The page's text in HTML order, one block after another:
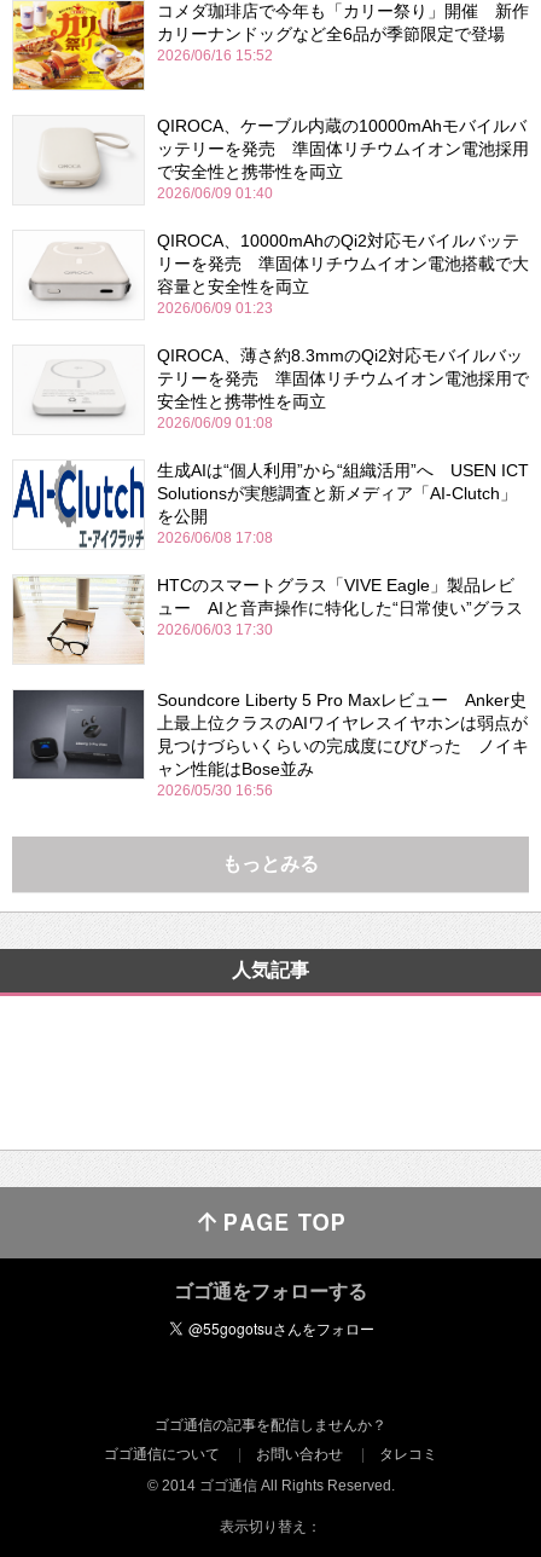
コメダ珈琲店で今年も「カリー祭り」開催 新作
カリーナンドッグなど全6品が季節限定で登場
2026/06/16 15:52
QIROCA、ケーブル内蔵の10000mAhモバイルバ
ッテリーを発売 準固体リチウムイオン電池採用
で安全性と携帯性を両立
2026/06/09 01:40
QIROCA、10000mAhのQi2対応モバイルバッテ
リーを発売 準固体リチウムイオン電池搭載で大
容量と安全性を両立
2026/06/09 01:23
QIROCA、薄さ約8.3mmのQi2対応モバイルバッ
テリーを発売 準固体リチウムイオン電池採用で
安全性と携帯性を両立
2026/06/09 01:08
生成AIは“個人利用”から“組織活用”へ USEN ICT
Solutionsが実態調査と新メディア「AI-Clutch」
を公開
2026/06/08 17:08
HTCのスマートグラス「VIVE Eagle」製品レビ
ュー AIと音声操作に特化した“日常使い”グラス
2026/06/03 17:30
Soundcore Liberty 5 Pro Maxレビュー Anker史
上最上位クラスのAIワイヤレスイヤホンは弱点が
見つけづらいくらいの完成度にびびった ノイキ
ャン性能はBose並み
2026/05/30 16:56
もっとみる
人気記事
ゴゴ通をフォローする
ゴゴ通信の記事を配信しませんか？
ゴゴ通信について
お問い合わせ
タレコミ
© 2014 ゴゴ通信 All Rights Reserved.
表示切り替え：